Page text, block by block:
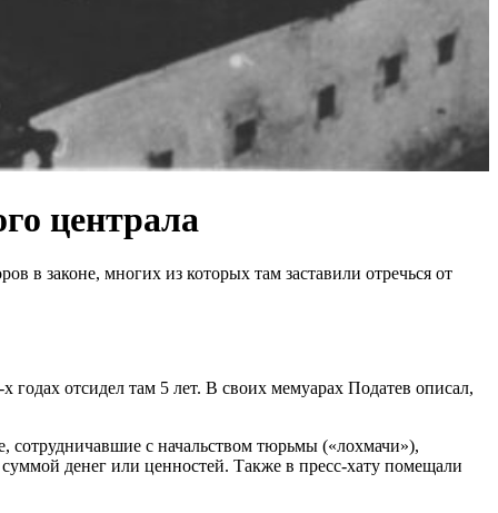
централа
в законе, многих из которых там заставили отречься от
отсидел там 5 лет. В своих мемуарах Податев описал,
сотрудничавшие с начальством тюрьмы («лохмачи»),
денег или ценностей. Также в пресс-хату помещали